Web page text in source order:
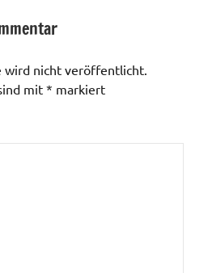
wird nicht veröffentlicht.
mit * markiert